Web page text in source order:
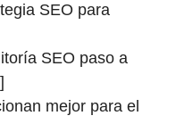
SEO para
SEO paso a
mejor para el